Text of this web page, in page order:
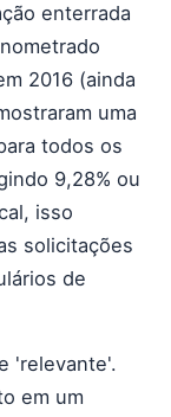
enterrada
2016 (ainda
uma
todos os
9,28% ou
isso
solicitações
de
'relevante'.
em um